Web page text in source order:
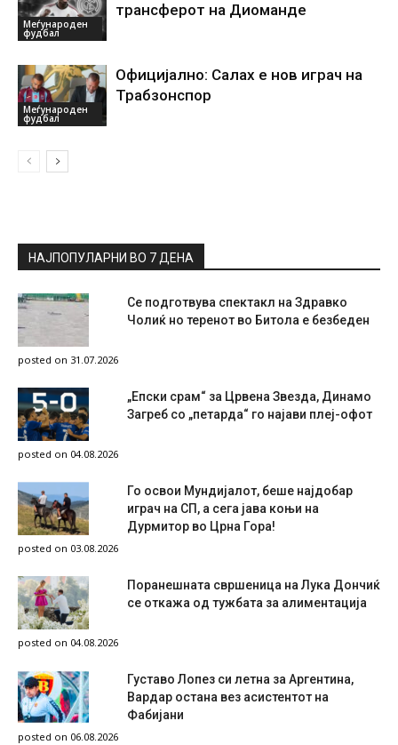
Меѓународен
фудбал
трансферот на Диоманде
Меѓународен
фудбал
Официјално: Салах е нов играч на
Трабзонспор
НАЈПОПУЛАРНИ ВО 7 ДЕНА
Се подготвува спектакл на Здравко
Чолиќ но теренот во Битола е безбеден
posted on 31.07.2026
„Епски срам“ за Црвена Звезда, Динамо
Загреб со „петарда“ го најави плеј-офот
posted on 04.08.2026
Го освои Мундијалот, беше најдобар
играч на СП, а сега јава коњи на
Дурмитор во Црна Гора!
posted on 03.08.2026
Поранешната свршеница на Лука Дончиќ
се откажа од тужбата за алиментација
posted on 04.08.2026
Густаво Лопез си летна за Аргентина,
Вардар остана вез асистентот на
Фабијани
posted on 06.08.2026